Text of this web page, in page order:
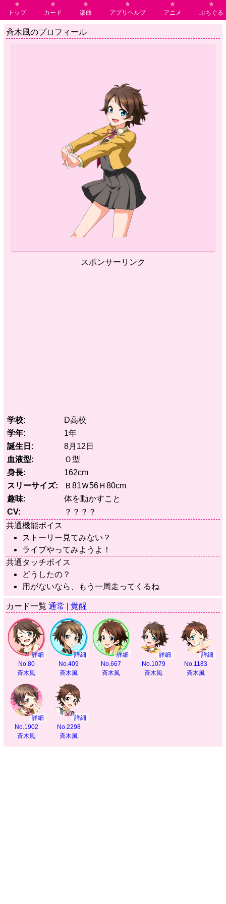
トップ カード 楽曲 アプリヘルプ アニメ ぷちぐる
斉木風のプロフィール
スポンサーリンク
学校
D高校
学年
1年
誕生日
8月12日
血液型
Ｏ型
身長
162cm
スリーサイズ
Ｂ81Ｗ56Ｈ80cm
趣味
体を動かすこと
CV
？？？？
共通機能ボイス
ストーリー見てみない？
ライブやってみようよ！
共通タッチボイス
どうしたの？
用がないなら、もう一周走ってくるね
カード一覧 通常 覚醒
詳細
No.80
斉木風
詳細
No.409
斉木風
詳細
No.667
斉木風
詳細
No.1079
斉木風
詳細
No.1183
斉木風
詳細
No.1902
斉木風
詳細
No.2298
斉木風